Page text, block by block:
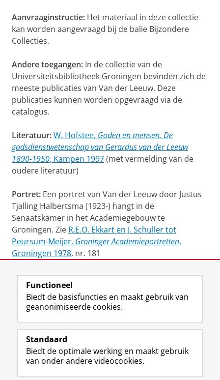
Aanvraaginstructie: Het materiaal in deze collectie
kan worden aangevraagd bij de balie Bijzondere
Collecties.
Andere toegangen: In de collectie van de
Universiteitsbibliotheek Groningen bevinden zich de
meeste publicaties van Van der Leeuw. Deze
publicaties kunnen worden opgevraagd via de
catalogus.
Literatuur:W. Hofstee, Goden en mensen. De
godsdienstwetenschap van Gerardus van der Leeuw
1890-1950, Kampen 1997(met vermelding van de
oudere literatuur)
Portret: Een portret van Van der Leeuw door Justus
Tjalling Halbertsma (1923-) hangt in de
Senaatskamer in het Academiegebouw te
Groningen. Zie R.E.O. Ekkart en J. Schuller tot
Peursum-Meijer, Groninger Academieportretten,
Groningen 1978, nr. 181
Laatst gewijzigd: 12 juni 2025 13:34
Volg ons op
M
a
t
o
I
n
t
De UB voor medewerkers
Functioneel
Biedt de basisfuncties en maakt gebruik van
geanonimiseerde cookies.
Standaard
Biedt de optimale werking en maakt gebruik
van onder andere videocookies.